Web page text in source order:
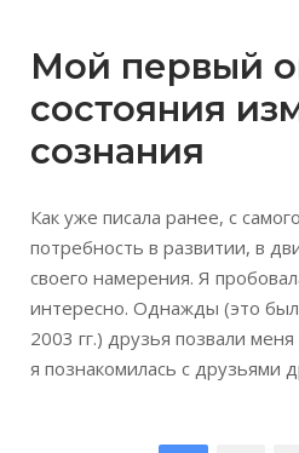
Мой первый
состояния
сознания
Как уже писала ранее, с
потребность в развитии, в
своего намерения. Я
интересно. Однажды (это
2003 гг.) друзья позвали
я познакомилась с друзьями